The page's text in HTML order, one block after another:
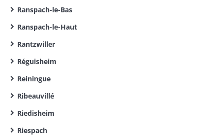
Ranspach-le-Bas
Ranspach-le-Haut
Rantzwiller
Réguisheim
Reiningue
Ribeauvillé
Riedisheim
Riespach